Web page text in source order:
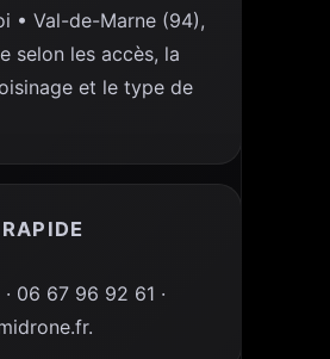
• Val-de-Marne (94),
selon les accès, la
et le type de
· 06 67 96 92 61 ·